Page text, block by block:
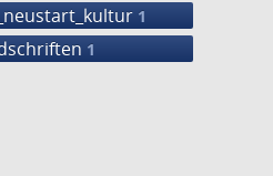
1
1